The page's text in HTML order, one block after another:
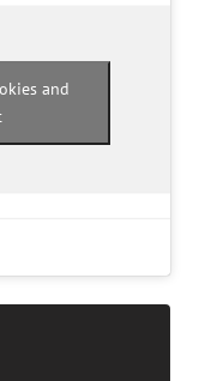
and